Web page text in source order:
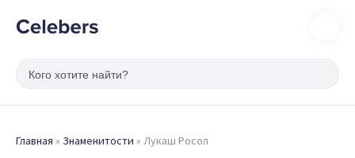
Главная » Знаменитости » Лукаш Росол